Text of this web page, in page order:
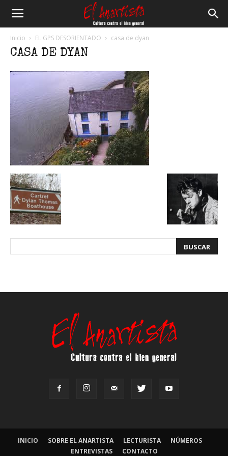
Inicio EL GPS DESORIENTADO casa de dyan
CASA DE DYAN
INICIO SOBRE EL ANARTISTA LECTURISTA
NÚMEROS
ENTREVISTAS
CONTACTO